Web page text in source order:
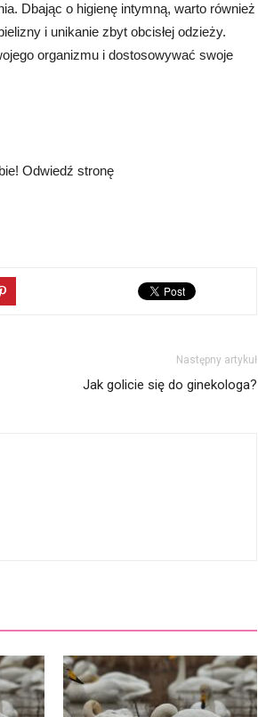
Dbając o higienę intymną, warto również
i unikanie zbyt obcisłej odzieży.
organizmu i dostosowywać swoje
Odwiedź stronę
Następny artykuł
Jak golicie się do ginekologa?